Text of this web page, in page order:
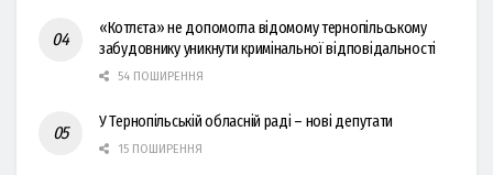
«Котлєта» не допомогла відомому тернопільському
забудовнику уникнути кримінальної відповідальності
54 ПОШИРЕННЯ
У Тернопільській обласній раді – нові депутати
15 ПОШИРЕННЯ